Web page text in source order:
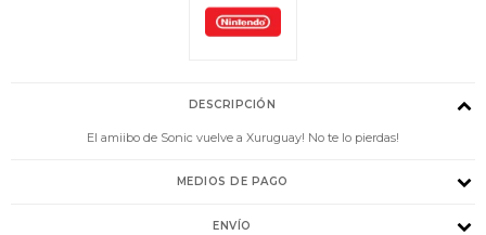
DESCRIPCIÓN
El amiibo de Sonic vuelve a Xuruguay! No te lo pierdas!
MEDIOS DE PAGO
ENVÍO